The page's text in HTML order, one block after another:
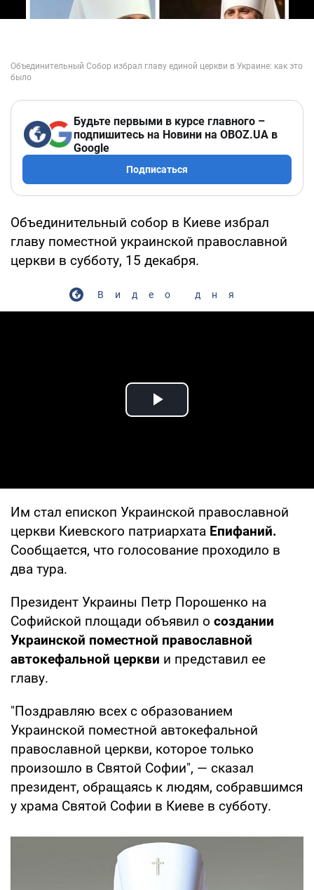
Будьте первыми в курсе главного –
подпишитесь на Новини на OBOZ.UA в
Google
Подписаться
Объединительный собор в Киеве избрал
главу поместной украинской православной
церкви в субботу, 15 декабря.
Видео дня
Play Video
Им стал епископ Украинской православной
церкви Киевского патриархата Епифаний.
Сообщается, что голосование проходило в
два тура.
Президент Украины Петр Порошенко на
Софийской площади объявил о создании
Украинской поместной православной
автокефальной церкви и представил ее
главу.
"Поздравляю всех с образованием
Украинской поместной автокефальной
православной церкви, которое только
произошло в Святой Софии", — сказал
президент, обращаясь к людям, собравшимся
у храма Святой Софии в Киеве в субботу.